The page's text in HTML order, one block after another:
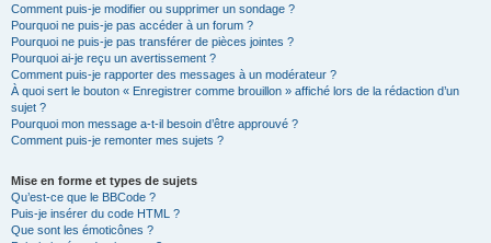
Comment puis-je modifier ou supprimer un sondage ?
Pourquoi ne puis-je pas accéder à un forum ?
Pourquoi ne puis-je pas transférer de pièces jointes ?
Pourquoi ai-je reçu un avertissement ?
Comment puis-je rapporter des messages à un modérateur ?
À quoi sert le bouton « Enregistrer comme brouillon » affiché lors de la rédaction d’un
sujet ?
Pourquoi mon message a-t-il besoin d’être approuvé ?
Comment puis-je remonter mes sujets ?
Mise en forme et types de sujets
Qu’est-ce que le BBCode ?
Puis-je insérer du code HTML ?
Que sont les émoticônes ?